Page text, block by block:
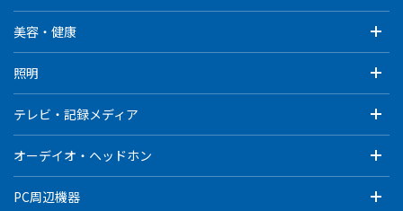
美容・健康
照明
テレビ・記録メディア
オーデイオ・ヘッドホン
PC周辺機器